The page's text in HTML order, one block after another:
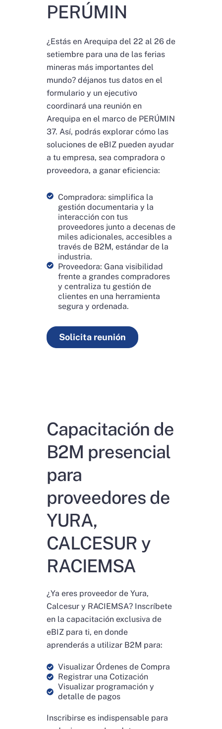
PERÚMIN
¿Estás en Arequipa del 22 al 26 de
setiembre para una de las ferias
mineras más importantes del
mundo? déjanos tus datos en el
formulario y un ejecutivo
coordinará una reunión en
Arequipa en el marco de PERÚMIN
37. Así, podrás explorar cómo las
soluciones de eBIZ pueden ayudar
a tu empresa, sea compradora o
proveedora, a ganar eficiencia:
Compradora: simplifica la
gestión documentaria y la
interacción con tus
proveedores junto a decenas de
miles adicionales, accesibles a
través de B2M, estándar de la
industria.
Proveedora: Gana visibilidad
frente a grandes compradores
y centraliza tu gestión de
clientes en una herramienta
segura y ordenada.
Solicita reunión
Capacitación de
B2M presencial
para
proveedores de
YURA,
CALCESUR y
RACIEMSA
¿Ya eres proveedor de Yura,
Calcesur y RACIEMSA? Inscríbete
en la capacitación exclusiva de
eBIZ para ti, en donde
aprenderás a utilizar B2M para:
Visualizar Órdenes de Compra
Registrar una Cotización
Visualizar programación y
detalle de pagos
Inscribirse es indispensable para